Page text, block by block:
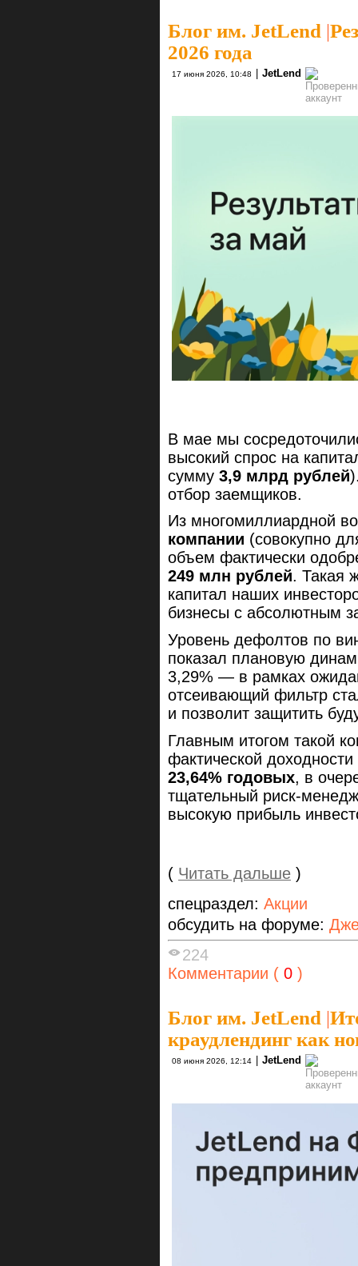
Блог им. JetLend |
2026 года
17 июня 2026, 10:48 | JetLend
В мае мы
высокий спрос на
сумму 3,9 млрд рублей
отбор заемщиков.
Из многомиллиардной
компании (совокупно
объем фактически
249 млн рублей. Такая
капитал наших
бизнесы с абсолютным
Уровень дефолтов по
показал плановую
3,29% — в рамках
отсеивающий фильтр
и позволит защитить
Главным итогом такой
фактической
23,64% годовых, в
тщательный риск-
высокую прибыль
( Читать дальше )
спецраздел: Акции
обсудить на форуме:
224
Комментарии ( 0 )
Блог им. JetLend |
краудлендинг как
08 июня 2026, 12:14 JetLend